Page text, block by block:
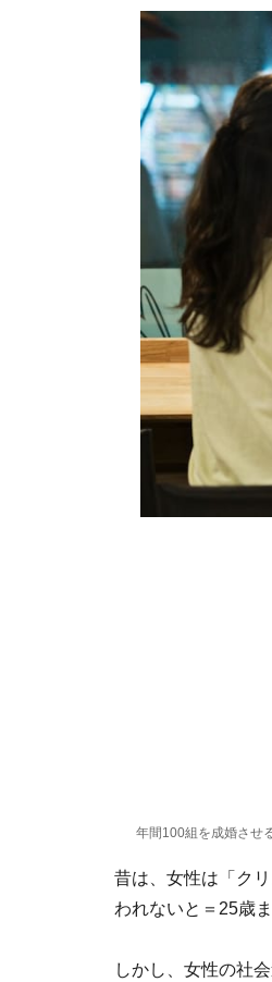
年間100組を成婚させ
昔は、女性は「ク
われないと＝25歳
しかし、女性の社